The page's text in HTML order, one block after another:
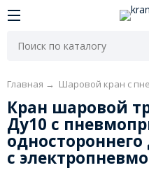
Главная → Шаровой кран с
Кран шаровой
Ду10 с
c